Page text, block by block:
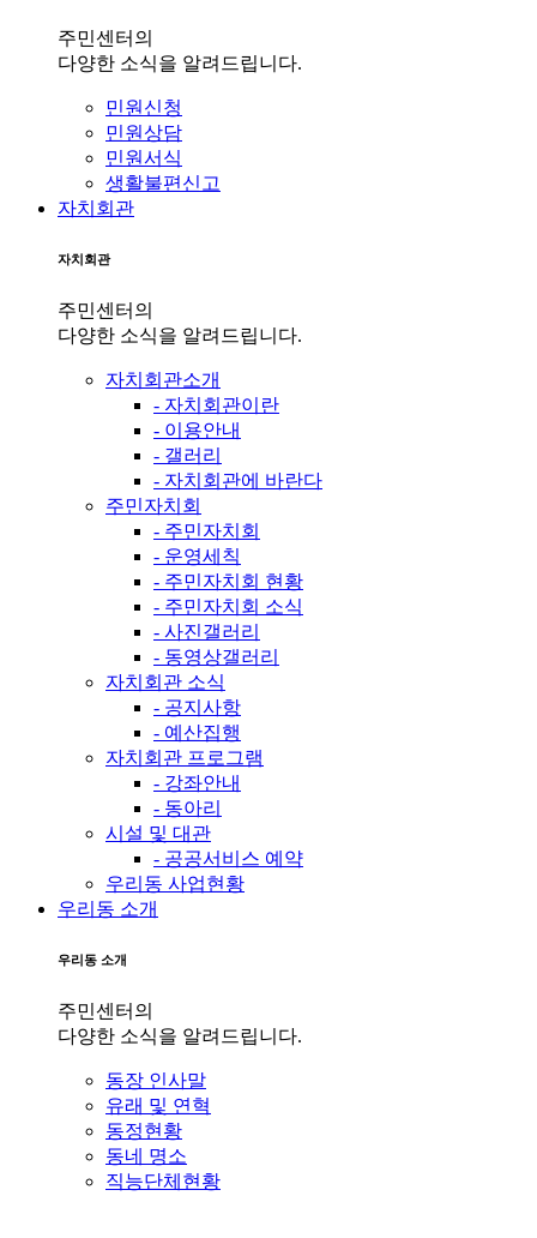
주민센터의
다양한 소식을 알려드립니다.
민원신청
민원상담
민원서식
생활불편신고
자치회관
자치회관
주민센터의
다양한 소식을 알려드립니다.
자치회관소개
- 자치회관이란
- 이용안내
- 갤러리
- 자치회관에 바란다
주민자치회
- 주민자치회
- 운영세칙
- 주민자치회 현황
- 주민자치회 소식
- 사진갤러리
- 동영상갤러리
자치회관 소식
- 공지사항
- 예산집행
자치회관 프로그램
- 강좌안내
- 동아리
시설 및 대관
- 공공서비스 예약
우리동 사업현황
우리동 소개
우리동 소개
주민센터의
다양한 소식을 알려드립니다.
동장 인사말
유래 및 연혁
동정현황
동네 명소
직능단체현황